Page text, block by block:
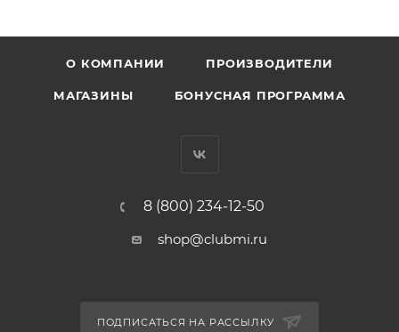
О КОМПАНИИ ПРОИЗВОДИТЕЛИ
МАГАЗИНЫ БОНУСНАЯ ПРОГРАММА
8 (800) 234-12-50
shop@clubmi.ru
ПОДПИСАТЬСЯ НА РАССЫЛКУ